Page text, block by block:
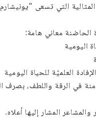
التي تسعى
الحاضنة معاني هامة:
اليومية
العلميّة للحياة اليومية
في الرقة واللطف، بصرف
المشار إليها أعلاه.